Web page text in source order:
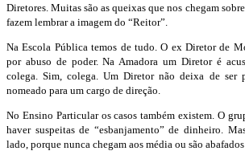
Diretores. Muitas são as queixas que nos chegam
fazem lembrar a imagem do “Reitor”.
Na Escola Pública temos de tudo. O ex Diretor de
por abuso de poder. Na Amadora um Diretor é
colega. Sim, colega. Um Diretor não deixa de ser
nomeado para um cargo de direção.
No Ensino Particular os casos também existem. O
haver suspeitas de “esbanjamento” de dinheiro.
lado, porque nunca chegam aos média ou são